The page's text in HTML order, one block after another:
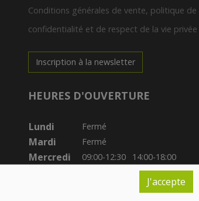
J'accepte
Conditions générales de vente, politique de
confidentialité et de respect de la vie privée
Inscription à la newsletter
HEURES D'OUVERTURE
Lundi Fermé
Mardi Fermé
Mercredi 09:00-12:30 14:00-18:00
14:00-18:00
14:00-19:00